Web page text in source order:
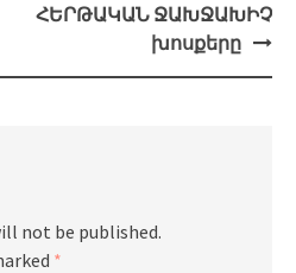
ՀԵՐԹԱԿԱՆ ՋԱԽՋԱԽԻՉ
խոսքերը
not be published.
*